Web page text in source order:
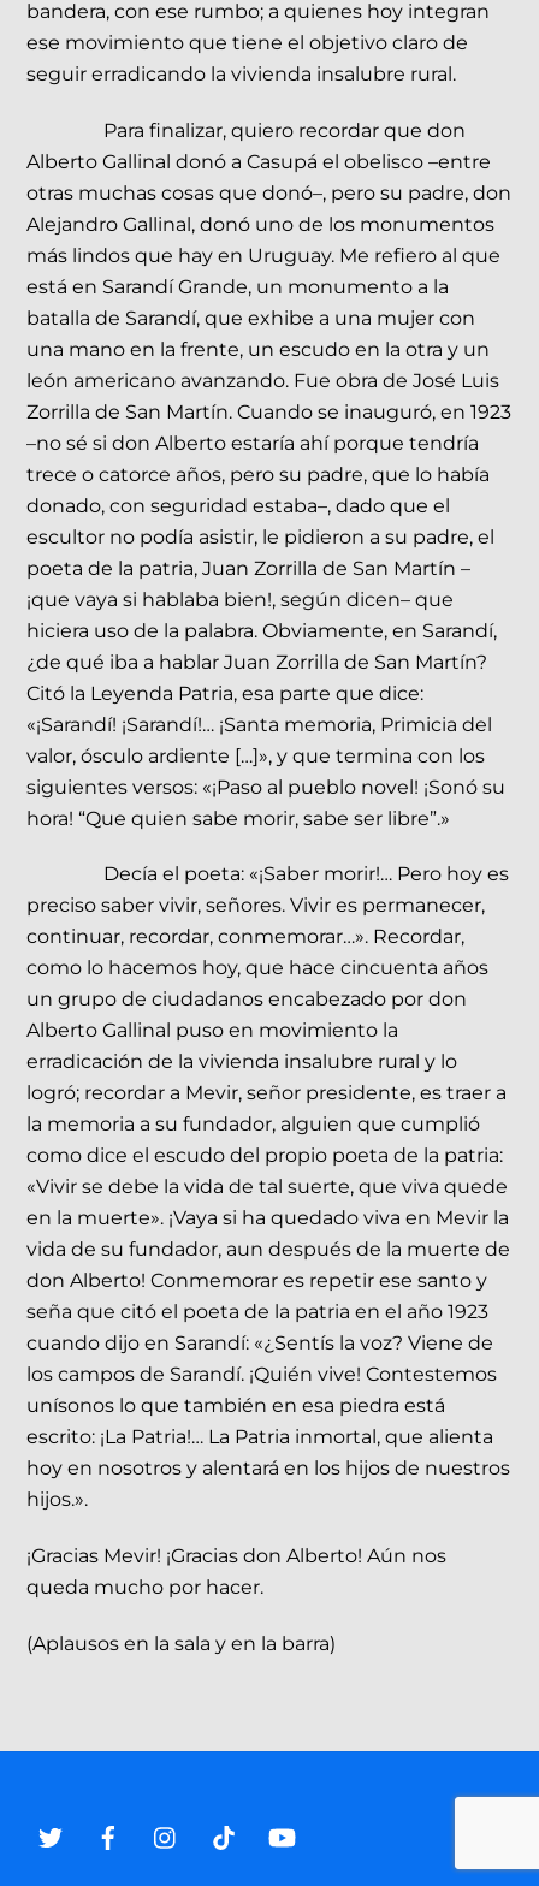
bandera, con ese rumbo; a quienes hoy integran
ese movimiento que tiene el objetivo claro de
seguir erradicando la vivienda insalubre rural.
Para finalizar, quiero recordar que don
Alberto Gallinal donó a Casupá el obelisco –entre
otras muchas cosas que donó–, pero su padre, don
Alejandro Gallinal, donó uno de los monumentos
más lindos que hay en Uruguay. Me refiero al que
está en Sarandí Grande, un monumento a la
batalla de Sarandí, que exhibe a una mujer con
una mano en la frente, un escudo en la otra y un
león americano avanzando. Fue obra de José Luis
Zorrilla de San Martín. Cuando se inauguró, en 1923
–no sé si don Alberto estaría ahí porque tendría
trece o catorce años, pero su padre, que lo había
donado, con seguridad estaba–, dado que el
escultor no podía asistir, le pidieron a su padre, el
poeta de la patria, Juan Zorrilla de San Martín –
¡que vaya si hablaba bien!, según dicen– que
hiciera uso de la palabra. Obviamente, en Sarandí,
¿de qué iba a hablar Juan Zorrilla de San Martín?
Citó la Leyenda Patria, esa parte que dice:
«¡Sarandí! ¡Sarandí!… ¡Santa memoria, Primicia del
valor, ósculo ardiente […]», y que termina con los
siguientes versos: «¡Paso al pueblo novel! ¡Sonó su
hora! “Que quien sabe morir, sabe ser libre”.»
Decía el poeta: «¡Saber morir!… Pero hoy es
preciso saber vivir, señores. Vivir es permanecer,
continuar, recordar, conmemorar…». Recordar,
como lo hacemos hoy, que hace cincuenta años
un grupo de ciudadanos encabezado por don
Alberto Gallinal puso en movimiento la
erradicación de la vivienda insalubre rural y lo
logró; recordar a Mevir, señor presidente, es traer a
la memoria a su fundador, alguien que cumplió
como dice el escudo del propio poeta de la patria:
«Vivir se debe la vida de tal suerte, que viva quede
en la muerte». ¡Vaya si ha quedado viva en Mevir la
vida de su fundador, aun después de la muerte de
don Alberto! Conmemorar es repetir ese santo y
seña que citó el poeta de la patria en el año 1923
cuando dijo en Sarandí: «¿Sentís la voz? Viene de
los campos de Sarandí. ¡Quién vive! Contestemos
unísonos lo que también en esa piedra está
escrito: ¡La Patria!… La Patria inmortal, que alienta
hoy en nosotros y alentará en los hijos de nuestros
hijos.».
¡Gracias Mevir! ¡Gracias don Alberto! Aún nos
queda mucho por hacer.
(Aplausos en la sala y en la barra)